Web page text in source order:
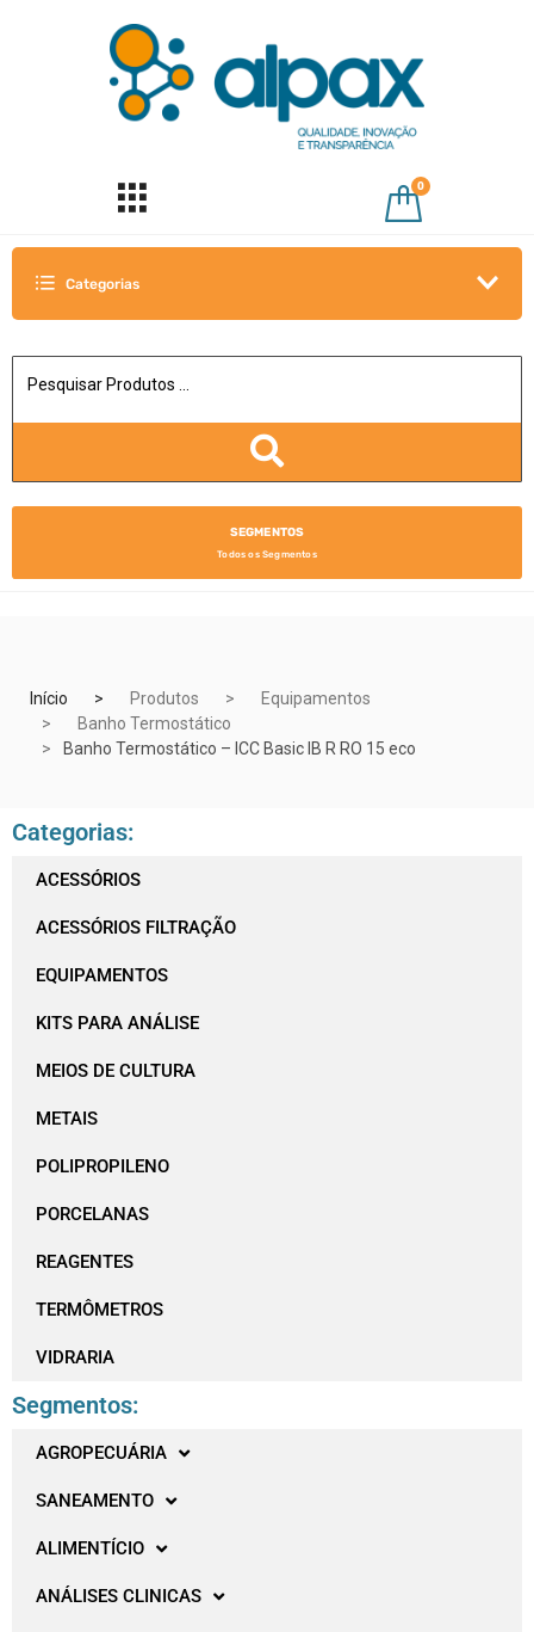
0
Categorias
SEGMENTOS
Todos os Segmentos
Início Produtos
Equipamentos
Banho Termostático
Banho Termostático – ICC Basic IB R RO 15 eco
Categorias:
ACESSÓRIOS
ACESSÓRIOS FILTRAÇÃO
EQUIPAMENTOS
KITS PARA ANÁLISE
MEIOS DE CULTURA
METAIS
POLIPROPILENO
PORCELANAS
REAGENTES
TERMÔMETROS
VIDRARIA
Segmentos:
AGROPECUÁRIA
SANEAMENTO
ALIMENTÍCIO
ANÁLISES CLINICAS